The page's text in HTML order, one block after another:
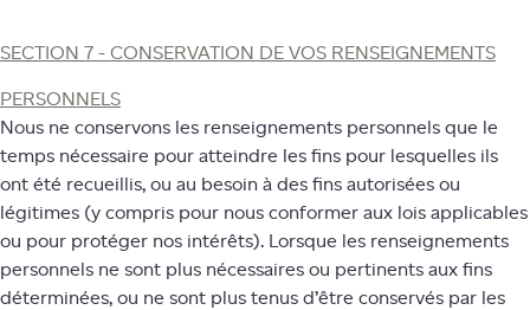
SECTION 7 - CONSERVATION DE VOS RENSEIGNEMENTS
PERSONNELS
Nous ne conservons les renseignements personnels que le
temps nécessaire pour atteindre les fins pour lesquelles ils
ont été recueillis, ou au besoin à des fins autorisées ou
légitimes (y compris pour nous conformer aux lois applicables
ou pour protéger nos intérêts). Lorsque les renseignements
personnels ne sont plus nécessaires ou pertinents aux fins
déterminées, ou ne sont plus tenus d’être conservés par les